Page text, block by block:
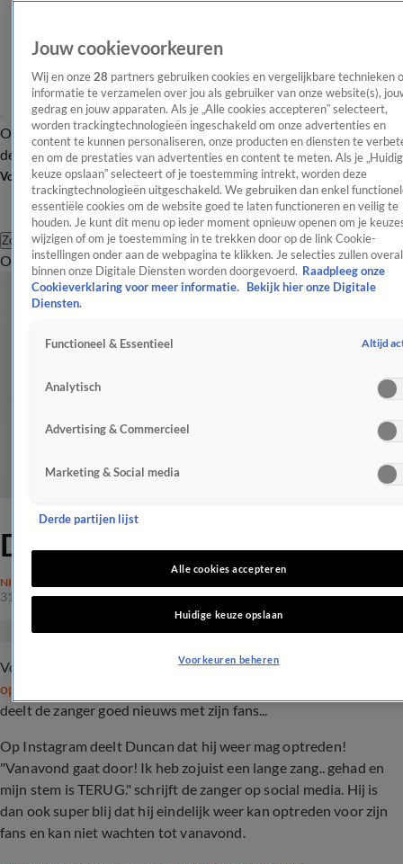
OverzichtAfleveringen Entertainment TV Algemeen
Tip
de redactieNieuwsbrief
Volg Shownieuws
Zoeken
OverzichtEntertainmentSpraakmakendRealityCrimeVideo's
Duncan Laurence is terug!
NIEUWS
31 okt 2019, 14:42
Vorige week moest Duncan Laurence voor de eerst keer
optreden afzeggen vanwege zijn stemproblemen
deelt de zanger goed nieuws met zijn fans...
Op Instagram deelt Duncan dat hij weer mag optreden!
"Vanavond gaat door! Ik heb zojuist een lange zang.. gehad en
mijn stem is TERUG." schrijft de zanger op social media. Hij is
dan ook super blij dat hij eindelijk weer kan optreden voor zijn
fans en kan niet wachten tot vanavond.
Jouw cookievoorkeuren
Wij en onze 28 partners gebruiken cookies en vergelijkbare technieken
informatie te verzamelen over jou als gebruiker van onze website(s),
gedrag en jouw apparaten. Als je „Alle cookies accepteren” selecteert,
worden trackingtechnologieën ingeschakeld om onze advertenties en
content te kunnen personaliseren, onze producten en diensten te
en om de prestaties van advertenties en content te meten. Als je
keuze opslaan” selecteert of je toestemming intrekt, worden deze
trackingtechnologieën uitgeschakeld. We gebruiken dan enkel
essentiële cookies om de website goed te laten functioneren en veilig te
houden. Je kunt dit menu op ieder moment opnieuw openen om je
wijzigen of om je toestemming in te trekken door op de link Cookie-
instellingen onder aan de webpagina te klikken. Je selecties zullen overal
binnen onze Digitale Diensten worden doorgevoerd. Raadpleeg onze
Cookieverklaring voor meer informatie.
Bekijk hier onze Digitale
Diensten.
Functioneel & Essentieel Altijd
Analytisch
Advertising & Commercieel
Marketing & Social media
Derde partijen lijst
Alle cookies accepteren
Huidige keuze opslaan
Voorkeuren beheren